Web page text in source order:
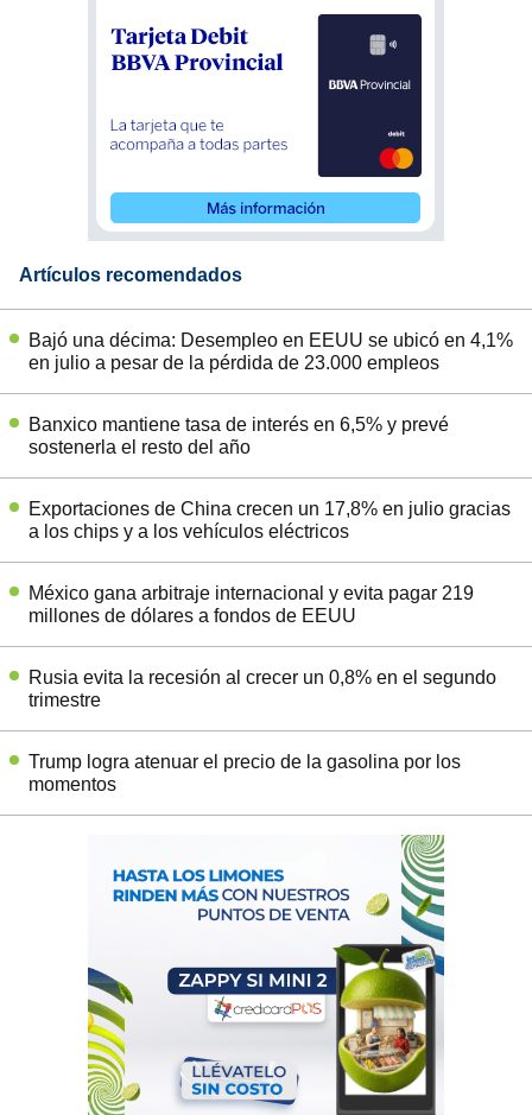
Artículos recomendados
Bajó una décima: Desempleo en EEUU se ubicó en 4,1%
en julio a pesar de la pérdida de 23.000 empleos
Banxico mantiene tasa de interés en 6,5% y prevé
sostenerla el resto del año
Exportaciones de China crecen un 17,8% en julio gracias
a los chips y a los vehículos eléctricos
México gana arbitraje internacional y evita pagar 219
millones de dólares a fondos de EEUU
Rusia evita la recesión al crecer un 0,8% en el segundo
trimestre
Trump logra atenuar el precio de la gasolina por los
momentos